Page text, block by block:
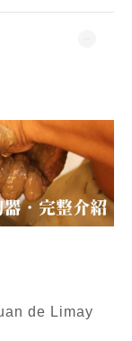
de Limay